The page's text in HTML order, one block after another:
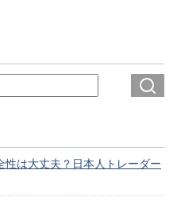
性は大丈夫？日本人トレーダー